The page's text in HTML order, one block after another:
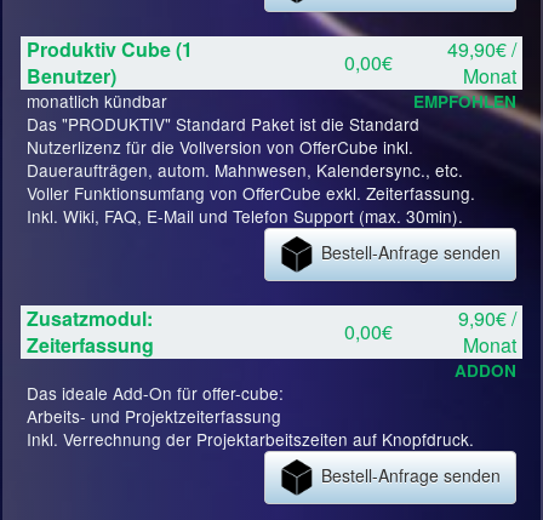
Produktiv Cube (1
Benutzer)
0,00€
49,90€ /
Monat
monatlich kündbar EMPFOHLEN
Das "PRODUKTIV" Standard Paket ist die Standard
Nutzerlizenz für die Vollversion von OfferCube inkl.
Daueraufträgen, autom. Mahnwesen, Kalendersync., etc.
Voller Funktionsumfang von OfferCube exkl. Zeiterfassung.
Inkl. Wiki, FAQ, E-Mail und Telefon Support (max. 30min).
Bestell-Anfrage senden
Zusatzmodul:
Zeiterfassung
0,00€
9,90€ /
Monat
ADDON
Das ideale Add-On für offer-cube:
Arbeits- und Projektzeiterfassung
Inkl. Verrechnung der Projektarbeitszeiten auf Knopfdruck.
Bestell-Anfrage senden